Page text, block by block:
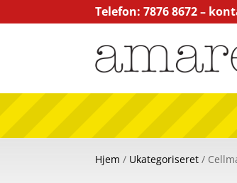
Telefon: 7876 8672 –
Hjem / Ukategoriseret /